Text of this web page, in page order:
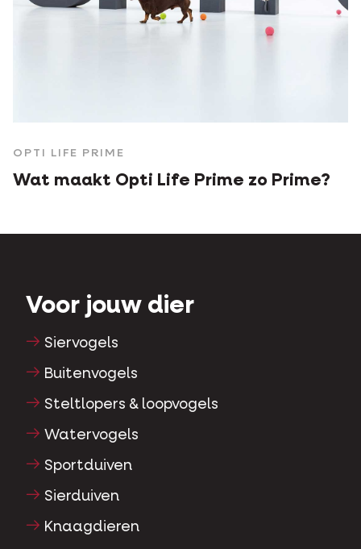
OPTI LIFE PRIME
Wat maakt Opti Life Prime zo Prime?
Voor jouw dier
Siervogels
Buitenvogels
Steltlopers & loopvogels
Watervogels
Sportduiven
Sierduiven
Knaagdieren